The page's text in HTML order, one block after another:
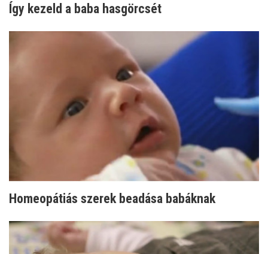
Így kezeld a baba hasgörcsét
Homeopátiás szerek beadása babáknak